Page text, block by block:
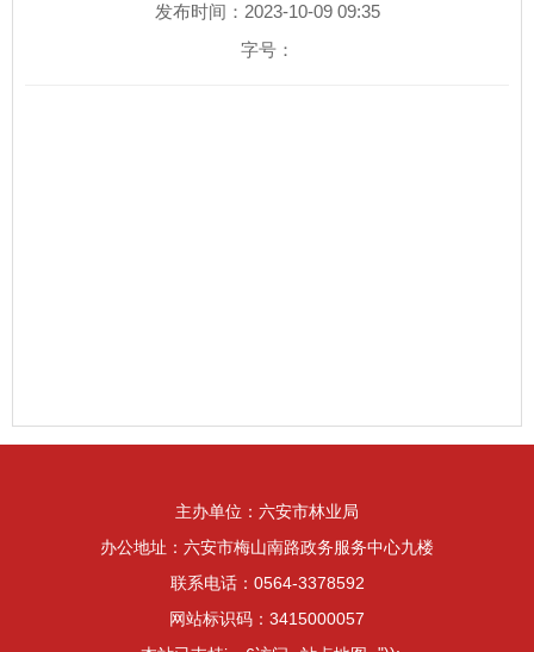
发布时间：2023-10-09 09:35
字号：
主办单位：六安市林业局
办公地址：六安市梅山南路政务服务中心九楼
联系电话：0564-3378592
网站标识码：3415000057